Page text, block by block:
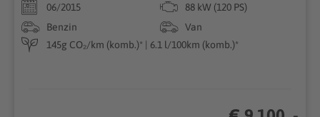
06/2015
88 kW (120 PS)
Benzin
Van
145g CO₂/km (komb.)* | 6.1 l/100km (komb.)*